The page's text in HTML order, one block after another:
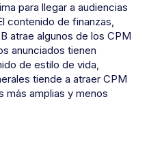
para llegar a audiencias
contenido de finanzas,
atrae algunos de los CPM
anunciados tienen
de estilo de vida,
tiende a atraer CPM
más amplias y menos